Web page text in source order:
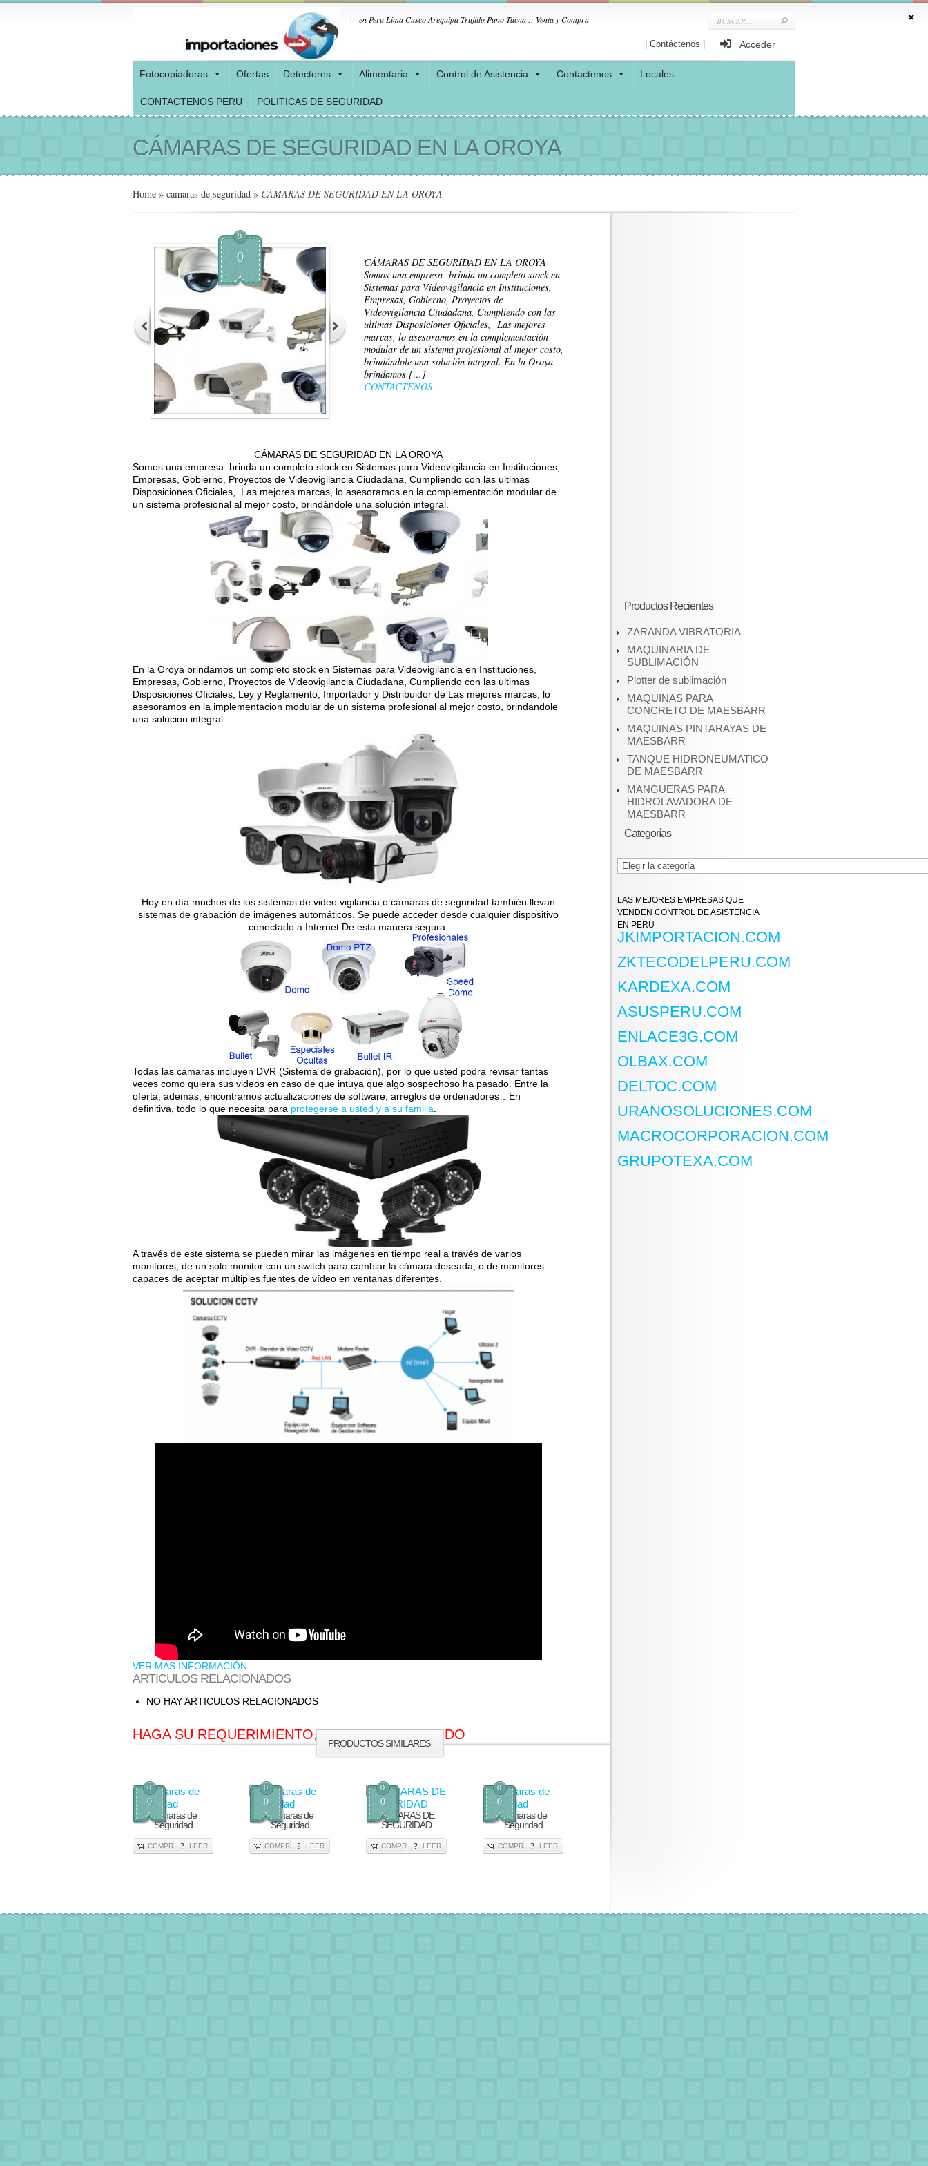
en Peru Lima Cusco Arequipa Trujillo Puno Tacna :: Venta y Compra
| Contáctenos | Acceder
Fotocopiadoras Ofertas Detectores Alimentaria Control de Asistencia Contactenos Locales
CONTACTENOS PERU POLITICAS DE SEGURIDAD
CÁMARAS DE SEGURIDAD EN LA OROYA
Home » camaras de seguridad » CÁMARAS DE SEGURIDAD EN LA OROYA
0
0
CÁMARAS DE SEGURIDAD EN LA OROYA
Somos una empresa brinda un completo stock en
Sistemas para Videovigilancia en Instituciones,
Empresas, Gobierno, Proyectos de
Videovigilancia Ciudadana, Cumpliendo con las
ultimas Disposiciones Oficiales, Las mejores
marcas, lo asesoramos en la complementación
modular de un sistema profesional al mejor costo,
brindándole una solución integral. En la Oroya
brindamos […]
CONTACTENOS
CÁMARAS DE SEGURIDAD EN LA OROYA
Somos una empresa brinda un completo stock en Sistemas para Videovigilancia en Instituciones,
Empresas, Gobierno, Proyectos de Videovigilancia Ciudadana, Cumpliendo con las ultimas
Disposiciones Oficiales, Las mejores marcas, lo asesoramos en la complementación modular de
un sistema profesional al mejor costo, brindándole una solución integral.
En la Oroya brindamos un completo stock en Sistemas para Videovigilancia en Instituciones,
Empresas, Gobierno, Proyectos de Videovigilancia Ciudadana, Cumpliendo con las ultimas
Disposiciones Oficiales, Ley y Reglamento, Importador y Distribuidor de Las mejores marcas, lo
asesoramos en la implementacion modular de un sistema profesional al mejor costo, brindandole
una solucion integral.
Hoy en día muchos de los sistemas de video vigilancia o cámaras de seguridad también llevan
sistemas de grabación de imágenes automáticos. Se puede acceder desde cualquier dispositivo
conectado a Internet De esta manera segura.
Todas las cámaras incluyen DVR (Sistema de grabación), por lo que usted podrá revisar tantas
veces como quiera sus videos en caso de que intuya que algo sospechoso ha pasado. Entre la
oferta, además, encontramos actualizaciones de software, arreglos de ordenadores…En
definitiva, todo lo que necesita para protegerse a usted y a su familia
A través de este sistema se pueden mirar las imágenes en tiempo real a través de varios
monitores, de un solo monitor con un switch para cambiar la cámara deseada, o de monitores
capaces de aceptar múltiples fuentes de vídeo en ventanas diferentes.
VER MAS INFORMACIÓN
ARTICULOS RELACIONADOS
NO HAY ARTICULOS RELACIONADOS
HAGA SU REQUERIMIENTO, CONSULTA O PEDIDO
PRODUCTOS SIMILARES
0
0
Cámaras de
Seguridad
COMPRA LEER
0
0
Cámaras de
Seguridad
COMPRA LEER
0
0
CÁMARAS DE
SEGURIDAD
COMPRA LEER
0
0
Cámaras de
Seguridad
COMPRA LEER
Productos Recientes
ZARANDA VIBRATORIA
MAQUINARIA DE
SUBLIMACIÓN
Plotter de sublimación
MAQUINAS PARA
CONCRETO DE MAESBARR
MAQUINAS PINTARAYAS DE
MAESBARR
TANQUE HIDRONEUMATICO
DE MAESBARR
MANGUERAS PARA
HIDROLAVADORA DE
MAESBARR
Categorías
Categorías
LAS MEJORES EMPRESAS QUE
VENDEN CONTROL DE ASISTENCIA
EN PERU
JKIMPORTACION.COM
ZKTECODELPERU.COM
KARDEXA.COM
ASUSPERU.COM
ENLACE3G.COM
OLBAX.COM
DELTOC.COM
URANOSOLUCIONES.COM
MACROCORPORACION.COM
GRUPOTEXA.COM